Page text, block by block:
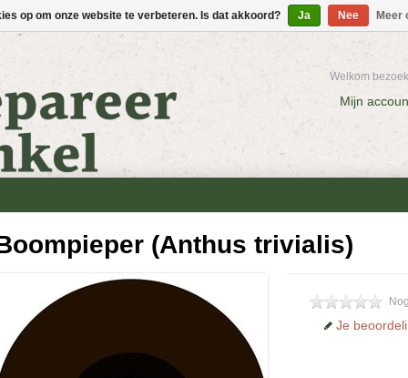
Welkom
Mijn
(Anthus trivialis)
Je
op om onze website te verbeteren. Is dat akkoord? Ja Nee Meer